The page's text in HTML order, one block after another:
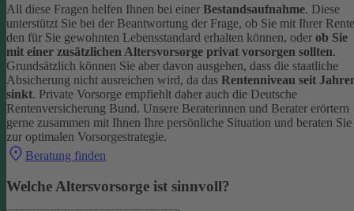
All diese Fragen helfen Ihnen bei einer Bestandsaufnahme. Diese
unterstützt Sie bei der Beantwortung der Frage, ob Sie mit Ihrer Rente
den für Sie gewohnten Lebensstandard erhalten können, oder ob Sie
mit einer zusätzlichen Altersvorsorge privat vorsorgen sollten.
Grundsätzlich können Sie aber davon ausgehen, dass die staatliche
Absicherung nicht ausreichen wird, da das Rentenniveau seit
sinkt. Private Vorsorge empfiehlt daher auch die Deutsche
Rentenversicherung Bund. Unsere Beraterinnen und Berater erörtern
gerne zusammen mit Ihnen Ihre persönliche Situation und beraten Sie
zur optimalen Vorsorgestrategie.
Beratung finden
Welche Altersvorsorge ist sinnvoll?